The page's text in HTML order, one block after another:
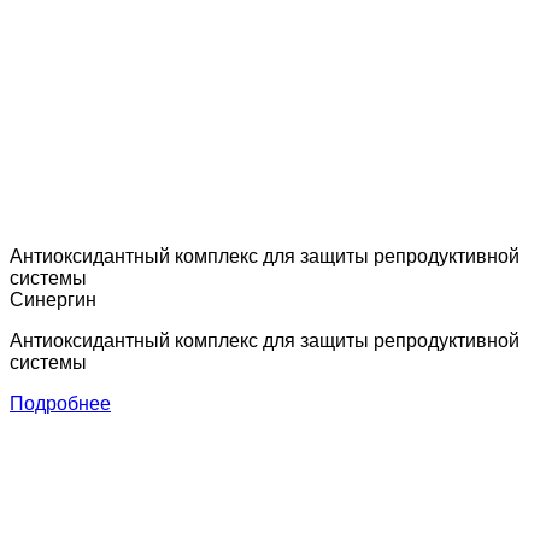
Антиоксидантный комплекс для защиты репродуктивной
системы
Синергин
Антиоксидантный комплекс для защиты репродуктивной
системы
Подробнее